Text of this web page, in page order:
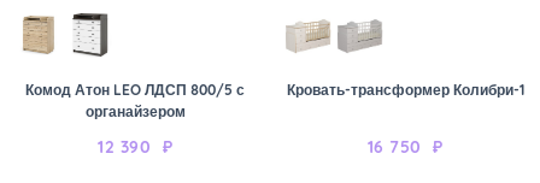
Комод Атон LEO ЛДСП 800/5 с
органайзером
12 390 ₽
Кровать-трансформер Колибри-1
16 750 ₽